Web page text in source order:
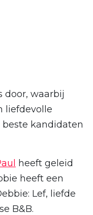
door, waarbij
liefdevolle
kandidaten
heeft geleid
heeft een
Lef, liefde
B&B.